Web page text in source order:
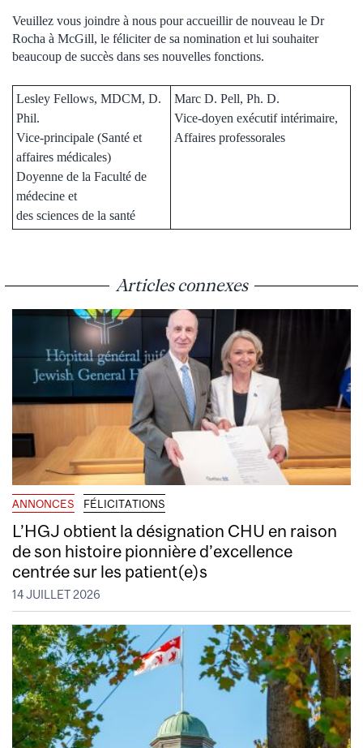
Veuillez vous joindre à nous pour accueillir de nouveau le Dr
Rocha à McGill, le féliciter de sa nomination et lui souhaiter
beaucoup de succès dans ses nouvelles fonctions.
Lesley Fellows, MDCM, D.
Phil.
Vice-principale (Santé et
affaires médicales)
Doyenne de la Faculté de
médecine et
des sciences de la santé
Marc D. Pell, Ph. D.
Vice-doyen exécutif intérimaire,
Affaires professorales
Articles connexes
ANNONCES FÉLICITATIONS
L’HGJ obtient la désignation CHU en raison
de son histoire pionnière d’excellence
centrée sur les patient(e)s
14 JUILLET 2026